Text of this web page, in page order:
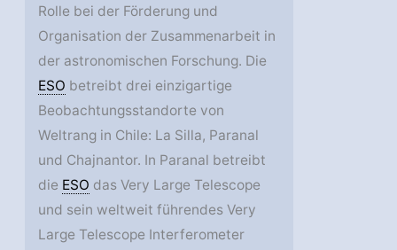
Rolle bei der Förderung und
Organisation der Zusammenarbeit in
der astronomischen Forschung. Die
ESO betreibt drei einzigartige
Beobachtungsstandorte von
Weltrang in Chile: La Silla, Paranal
und Chajnantor. In Paranal betreibt
die ESO das Very Large Telescope
und sein weltweit führendes Very
Large Telescope Interferometer